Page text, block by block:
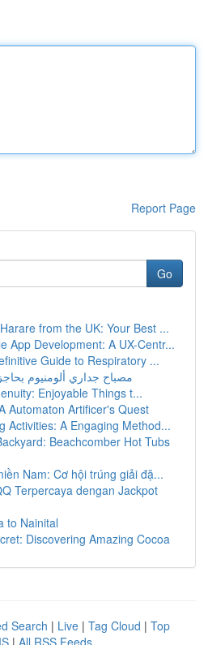
Report Page
Go
from the UK: Your Best ...
App Development: A UX-Centr...
Guide to Respiratory ...
مصباح جداري ألومنيوم
Enjoyable Things t...
Automaton Artificer's Quest
Activities: A Engaging Method...
Beachcomber Hot Tubs
Nam: Cơ hội trúng giải đặ...
Terpercaya dengan Jackpot
to Nainital
Discovering Amazing Cocoa
Search | Live | Tag Cloud | Top
| All RSS Feeds